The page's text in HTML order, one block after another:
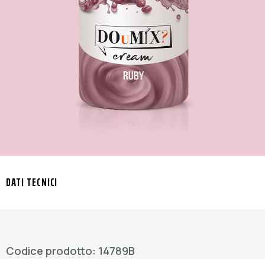
DATI TECNICI
Codice prodotto: 14789B